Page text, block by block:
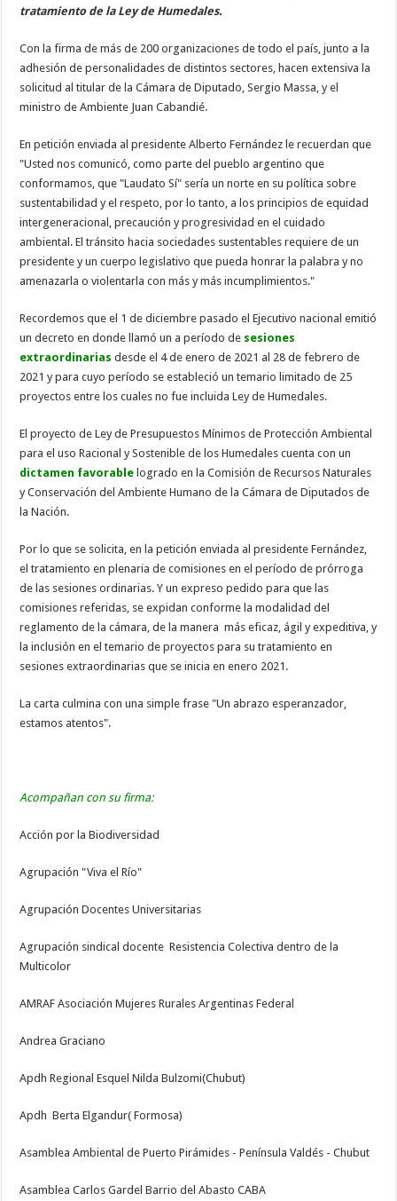
tratamiento de la Ley de Humedales.
Con la firma de más de 200 organizaciones de todo el país, junto a la
adhesión de personalidades de distintos sectores, hacen extensiva la
solicitud al titular de la Cámara de Diputado, Sergio Massa, y el
ministro de Ambiente Juan Cabandié.
En petición enviada al presidente Alberto Fernández le recuerdan que
"Usted nos comunicó, como parte del pueblo argentino que
conformamos, que "Laudato Sí" sería un norte en su política sobre
sustentabilidad y el respeto, por lo tanto, a los principios de equidad
intergeneracional, precaución y progresividad en el cuidado
ambiental. El tránsito hacia sociedades sustentables requiere de un
presidente y un cuerpo legislativo que pueda honrar la palabra y no
amenazarla o violentarla con más y más incumplimientos."
Recordemos que el 1 de diciembre pasado el Ejecutivo nacional emitió
un decreto en donde llamó un a período de sesiones
extraordinarias desde el 4 de enero de 2021 al 28 de febrero de
2021 y para cuyo período se estableció un temario limitado de 25
proyectos entre los cuales no fue incluida Ley de Humedales.
El proyecto de Ley de Presupuestos Mínimos de Protección Ambiental
para el uso Racional y Sostenible de los Humedales cuenta con un
dictamen favorable logrado en la Comisión de Recursos Naturales
y Conservación del Ambiente Humano de la Cámara de Diputados de
la Nación.
Por lo que se solicita, en la petición enviada al presidente Fernández,
el tratamiento en plenaria de comisiones en el período de prórroga
de las sesiones ordinarias. Y un expreso pedido para que las
comisiones referidas, se expidan conforme la modalidad del
reglamento de la cámara, de la manera más eficaz, ágil y expeditiva, y
la inclusión en el temario de proyectos para su tratamiento en
sesiones extraordinarias que se inicia en enero 2021.
La carta culmina con una simple frase "Un abrazo esperanzador,
estamos atentos".
Acompañan con su firma:
Acción por la Biodiversidad
Agrupación "Viva el Río"
Agrupación Docentes Universitarias
Agrupación sindical docente Resistencia Colectiva dentro de la
Multicolor
AMRAF Asociación Mujeres Rurales Argentinas Federal
Andrea Graciano
Apdh Regional Esquel Nilda Bulzomi(Chubut)
Apdh Berta Elgandur( Formosa)
Asamblea Ambiental de Puerto Pirámides - Península Valdés - Chubut
Asamblea Carlos Gardel Barrio del Abasto CABA